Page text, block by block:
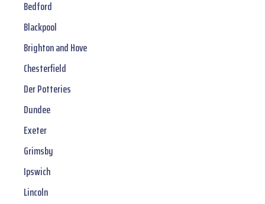
Bedford
Blackpool
Brighton and Hove
Chesterfield
Der Potteries
Dundee
Exeter
Grimsby
Ipswich
Lincoln